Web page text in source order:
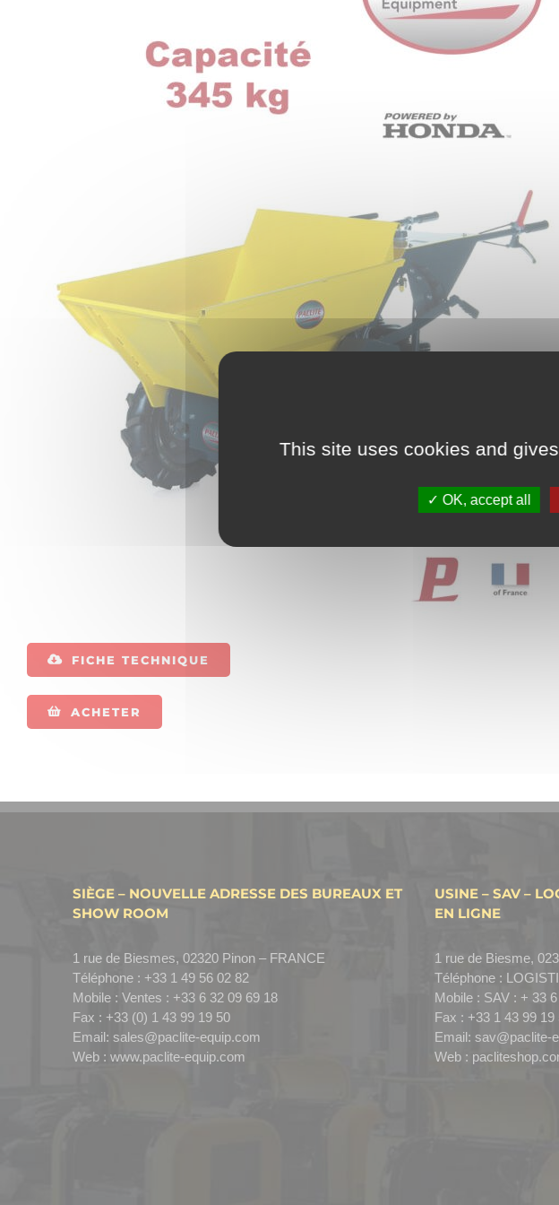
FICHE TECHNIQUE
ACHETER
SIÈGE – NOUVELLE ADRESSE DES BUREAUX ET
SHOW ROOM
1 rue de Biesmes, 02320 Pinon – FRANCE
Téléphone : +33 1 49 56 02 82
Mobile :Ventes : +33 6 32 09 69 18
Fax : +33 (0) 1 43 99 19 50
Email:sales@paclite-equip.com
Web :www.paclite-equip.com
USINE – SAV –
EN LIGNE
1 rue de Biesme,
Téléphone :
Mobile : SAV : + 33
Fax : +33 1 43 99 19
Email:sav@paclite-
Web :
This site uses cookies and
OK, accept all